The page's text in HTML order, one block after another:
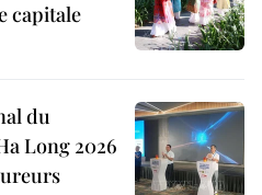
capitale
du
Long 2026